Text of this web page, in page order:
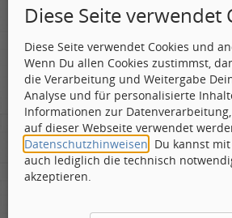
Labelboss
Geschlecht:
keine Angabe
Herkunft:
Hausgeburt (Ausgeburt?)
Beiträge:
48869
Dabei seit:
05 / 2006
Gepostet:
So, Leute,
nun habt Ihr das Video gesehen
etwas zum Lesen zum Konzert:
Diese Seite verwendet
Diese Seite verwendet Cookies und
Wenn Du allen Cookies zustimmst,
die Verarbeitung und Weitergabe
Analyse und für personalisierte
Informationen zur
auf dieser Webseite verwendet
Datenschutzhinweisen . Du kannst
auch lediglich die technisch
akzeptieren.